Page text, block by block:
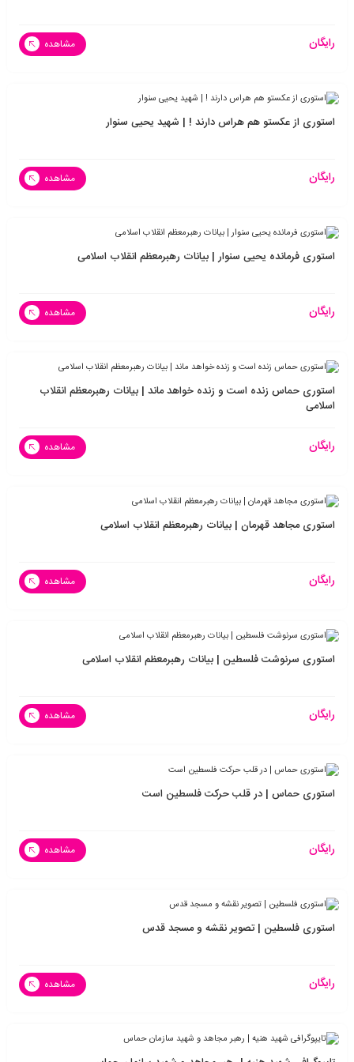
رایگان مشاهده
استوری از عکستو هم هراس دارند ! | شهید یحیی سنوار
رایگان مشاهده
استوری فرمانده یحیی سنوار | بیانات رهبرمعظم انقلاب اسلامی
رایگان مشاهده
استوری حماس زنده است و زنده خواهد ماند | بیانات رهبرمعظم انقلاب
اسلامی
رایگان مشاهده
استوری مجاهد قهرمان | بیانات رهبرمعظم انقلاب اسلامی
رایگان مشاهده
استوری سرنوشت فلسطین | بیانات رهبرمعظم انقلاب اسلامی
رایگان مشاهده
استوری حماس | در قلب حرکت فلسطین است
رایگان مشاهده
استوری فلسطین | تصویر نقشه و مسجد قدس
رایگان مشاهده